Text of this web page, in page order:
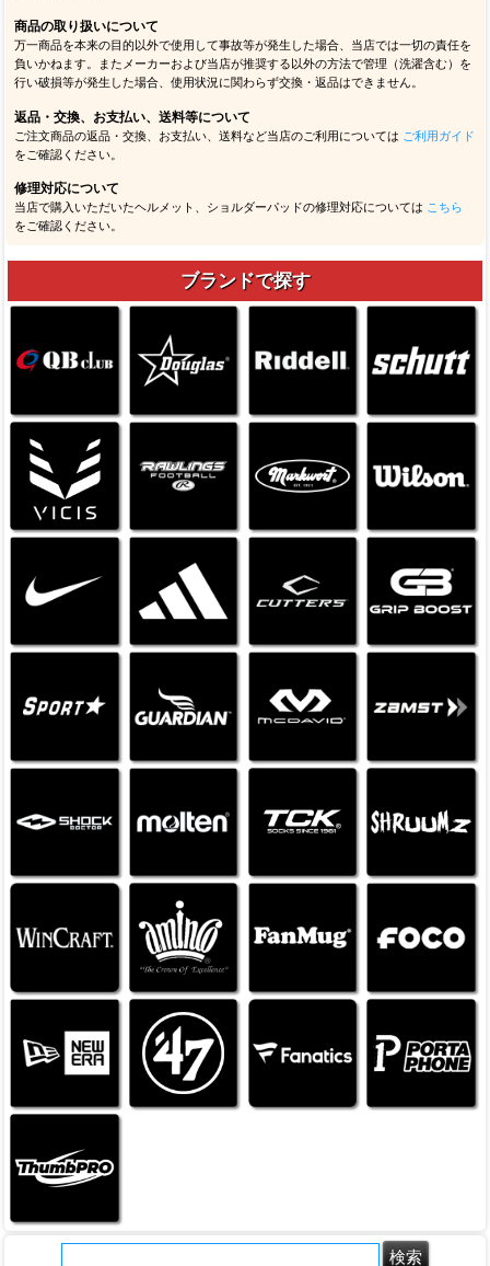
商品の取り扱いについて
万一商品を本来の目的以外で使用して事故等が発生した場合、当店では一切の責任を
負いかねます。またメーカーおよび当店が推奨する以外の方法で管理（洗濯含む）を
行い破損等が発生した場合、使用状況に関わらず交換・返品はできません。
返品・交換、お支払い、送料等について
ご注文商品の返品・交換、お支払い、送料など当店のご利用については ご利用ガイド
をご確認ください。
修理対応について
当店で購入いただいたヘルメット、ショルダーパッドの修理対応については こちら
をご確認ください。
ブランドで探す